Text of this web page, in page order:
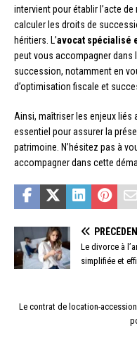
intervient pour établir l’acte
calculer les droits de
héritiers. L’avocat spécialisé
peut vous accompagner dans
succession, notamment en
d’optimisation fiscale et
Ainsi, maîtriser les enjeux liés
essentiel pour assurer la
patrimoine. N’hésitez pas à
accompagner dans cette
Le divorce à
simplifiée et
Le contrat de location-